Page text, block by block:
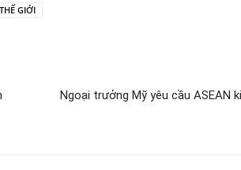
THẾ GIỚI
Ngoại trưởng Mỹ yêu cầu ASEAN